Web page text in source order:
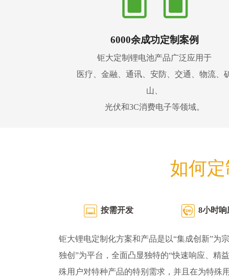
6000余成功定制案例
钜大定制锂电池产品广泛应用于
医疗、金融、通讯、安防、交通、物流、
山、
光伏和3C消费电子等领域。
如何
按需开发 8小时响
钜大锂电定制化方案和产品是以“集成创新”为
独创”为平台，全面凸显独特的“快速响应、精
殊用户对特种产品的特别需求，并且在为特殊